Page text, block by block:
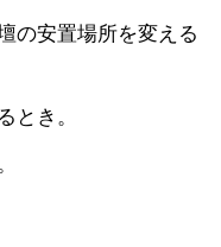
の安置場所を変える
とき。